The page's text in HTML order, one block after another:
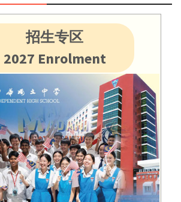
招生专区
2027 Enrolment